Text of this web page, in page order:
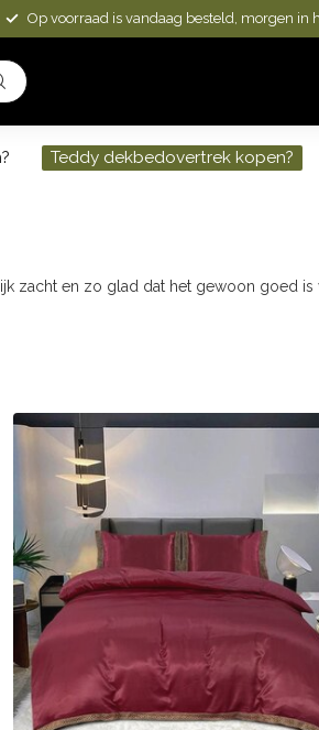
Op voorraad is vandaag besteld, morgen in
Teddy dekbedovertrek kopen?
zacht en zo glad dat het gewoon goed is